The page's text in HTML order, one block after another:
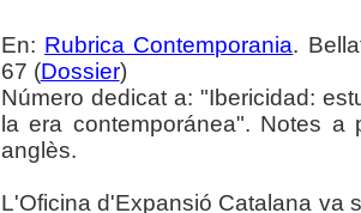
En: Rubrica Contemporania.
67 (Dossier)
Número dedicat a: "Ibericidad:
la era contemporánea". Notes
anglès.
L'Oficina d'Expansió Catalana va